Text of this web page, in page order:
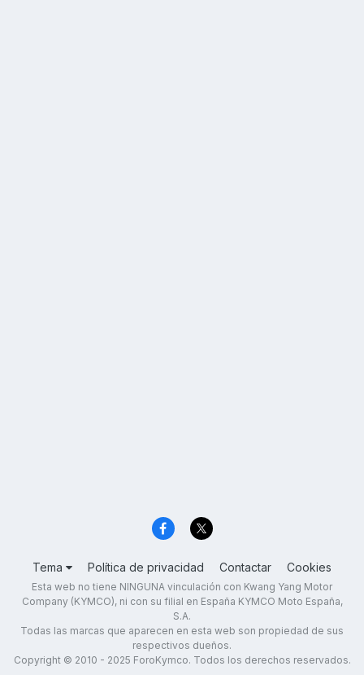
Tema Política de privacidad Contactar Cookies
Esta web no tiene NINGUNA vinculación con Kwang Yang Motor
Company (KYMCO), ni con su filial en España KYMCO Moto España,
S.A.
Todas las marcas que aparecen en esta web son propiedad de sus
respectivos dueños.
Copyright © 2010 - 2025 ForoKymco. Todos los derechos reservados.